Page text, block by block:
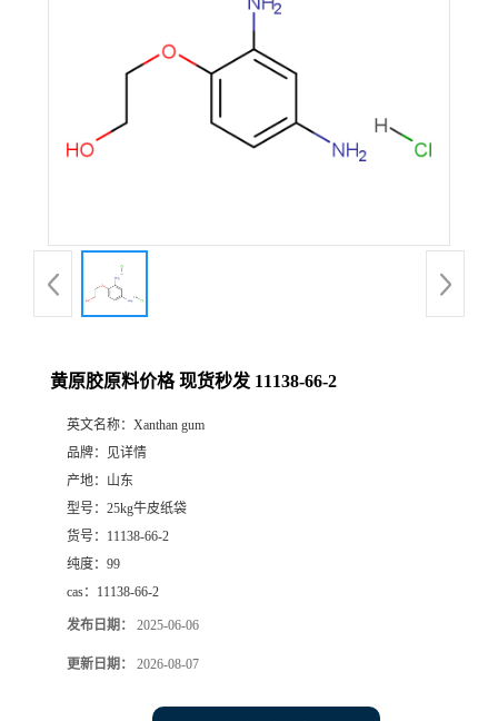
黄原胶原料价格 现货秒发 11138-66-2
英文名称： Xanthan gum
品牌：
见详情
产地： 山东
型号： 25kg牛皮纸袋
货号： 11138-66-2
纯度： 99
cas： 11138-66-2
发布日期： 2025-06-06
更新日期： 2026-08-07